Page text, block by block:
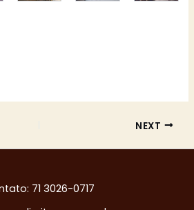
NEXT
71 3026-0717